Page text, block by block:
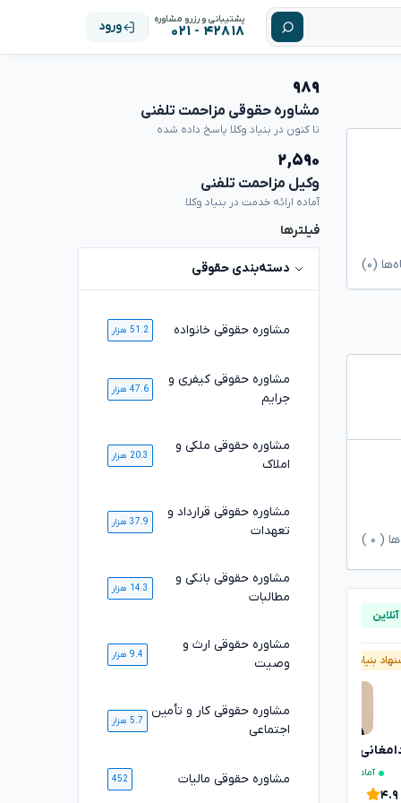
پشتیبانی و رزرو مشاوره
۴۲۸۱۸ - ۰۲۱ ورود
(۰)
( ۰
بنیاد وکلا آنلاین
ثانی
آماده مشاوره فوری
۴.۹
پیشنهاد بنیاد وکلا
آماده مشاوره فوری
۹۸۹
مشاوره حقوقی مزاحمت تلفنی
تا کنون در بنیاد وکلا پاسخ داده شده
۲,۵۹۰
وکیل مزاحمت تلفنی
آماده ارائه خدمت در بنیاد وکلا
فیلترها
دسته‌بندی حقوقی
مشاوره حقوقی خانواده 51.2 هزار
مشاوره حقوقی کیفری و
جرایم
47.6 هزار
مشاوره حقوقی ملکی و
املاک
20.3 هزار
مشاوره حقوقی قرارداد و
تعهدات
37.9 هزار
مشاوره حقوقی بانکی و
مطالبات
14.3 هزار
مشاوره حقوقی ارث و
وصیت
9.4 هزار
مشاوره حقوقی کار و تأمین
اجتماعی
5.7 هزار
مشاوره حقوقی مالیات 452